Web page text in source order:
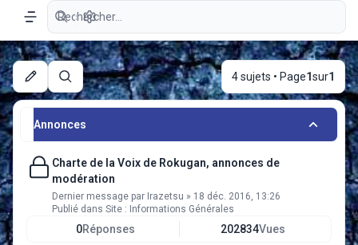
Navigation menu
Recherche avancée
Rechercher
4 sujets • Page1sur1
Annonces
Charte de la Voix de Rokugan, annonces de
modération
Dernier message par Irazetsu » 18 déc. 2016, 13:26
Publié dans Site : Informations Générales
0Réponses 202834Vues